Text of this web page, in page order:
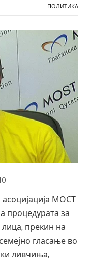
ПОЛИТИКА
асоцијација МОСТ
процедурата за
прекин на
гласање во
ливчиња,